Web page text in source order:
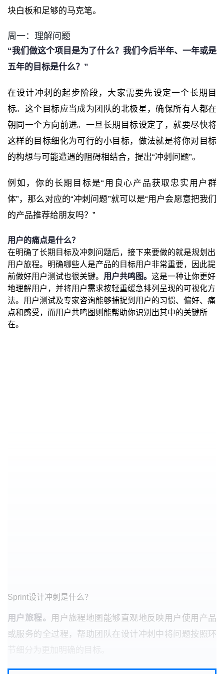
块白板和足够的马克笔。
周一：理解问题
“我们做这个项目是为了什么？我们今后半年、一年或是
五年的目标是什么？”
在设计冲刺的起步阶段，大家需要先设定一个长期目
标。这个目标应当成为团队的北极星，确保所有人都在
朝同一个方向前进。一旦长期目标设定了，就要尽快将
这样的目标细化为可行的小目标，做法就是将你对目标
的构想与可能遭遇的阻碍相结合，提出“冲刺问题”。
例如，你的长期目标是“用良心产品获取忠实用户群
体”，那么对应的“冲刺问题”就可以是“用户会愿意把我们
的产品推荐给朋友吗？”
用户的痛点是什么？
在明确了长期目标及冲刺问题后，接下来要做的就是规划出
用户旅程。明确哪些人是产品的目标用户非常重要，因此提
前做好用户测试也很关键。 用户共鸣图。 这是一种让你更好
地理解用户，并将用户需求按轻重缓急排列呈现的可视化方
法。用户测试及专家咨询能够捕捉到用户的习惯、偏好、痛
点和感受，而用户共鸣图则能帮助你识别出其中的关键所
在。
Sprint设计冲刺是什么？
用户旅程。 用户旅程地图能够直观地反映用户使用产品
或服务的全过程，帮助团队在设计冲刺中将问题按照环
节细分为更加明确的目标。